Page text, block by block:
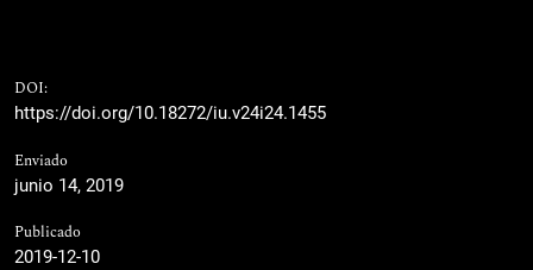
DOI:
https://doi.org/10.18272/iu.v24i24.1455
Enviado
junio 14, 2019
Publicado
2019-12-10